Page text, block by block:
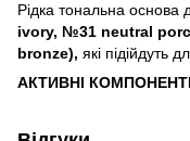
Рідка тональна основа
ivory, №31 neutral
bronze), які підійдуть
АКТИВНІ